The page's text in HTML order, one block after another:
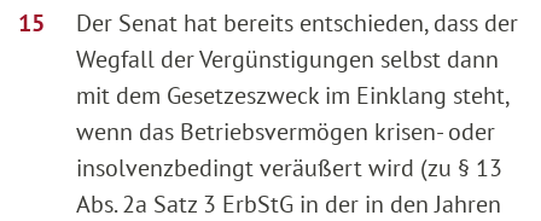
Der Senat hat bereits entschieden, dass der
Wegfall der Vergünstigungen selbst dann
mit dem Gesetzeszweck im Einklang steht,
wenn das Betriebsvermögen krisen- oder
insolvenzbedingt veräußert wird (zu § 13
Abs. 2a Satz 3 ErbStG in der in den Jahren